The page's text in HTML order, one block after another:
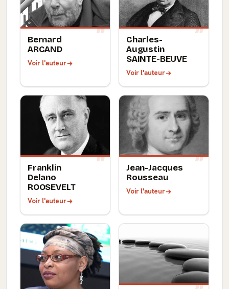
Bernard
ARCAND
Voir l'auteur
Charles-
Augustin
SAINTE-BEUVE
Voir l'auteur
Franklin
Delano
ROOSEVELT
Voir l'auteur
Jean-Jacques
Rousseau
Voir l'auteur